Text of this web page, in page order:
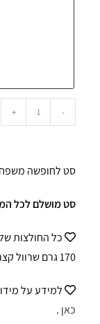
-
+
סט לחופשה
סט מושלם לכל
170 גרם שרוול קצר של המותג T-Wear.
למידע על
כאן .